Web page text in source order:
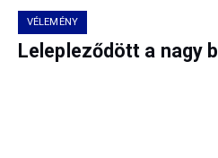
VÉLEMÉNY
Lelepleződött a nagy